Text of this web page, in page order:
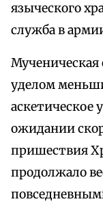
языческого
служба в
Мученическая
уделом
аскетическое
ожидании
пришествия
продолжало